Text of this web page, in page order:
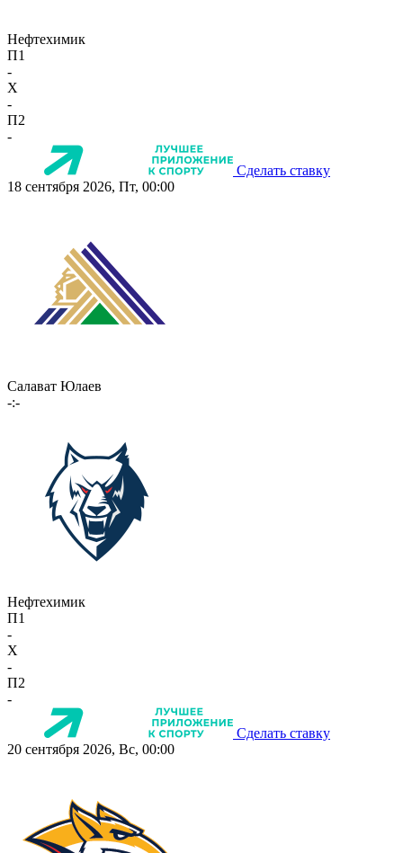
Нефтехимик
П1
-
X
-
П2
-
Сделать ставку
18 сентября 2026, Пт, 00:00
Салават Юлаев
-:-
Нефтехимик
П1
-
X
-
П2
-
Сделать ставку
20 сентября 2026, Вс, 00:00